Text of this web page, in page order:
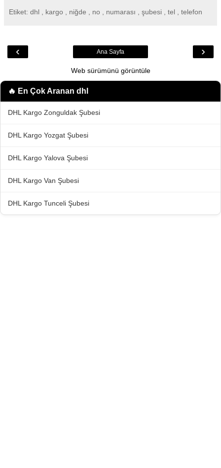
Etiket: dhl , kargo , niğde , no , numarası , şubesi , tel , telefon
‹ ›
Ana Sayfa
Web sürümünü görüntüle
🔥 En Çok Aranan dhl
DHL Kargo Zonguldak Şubesi
DHL Kargo Yozgat Şubesi
DHL Kargo Yalova Şubesi
DHL Kargo Van Şubesi
DHL Kargo Tunceli Şubesi